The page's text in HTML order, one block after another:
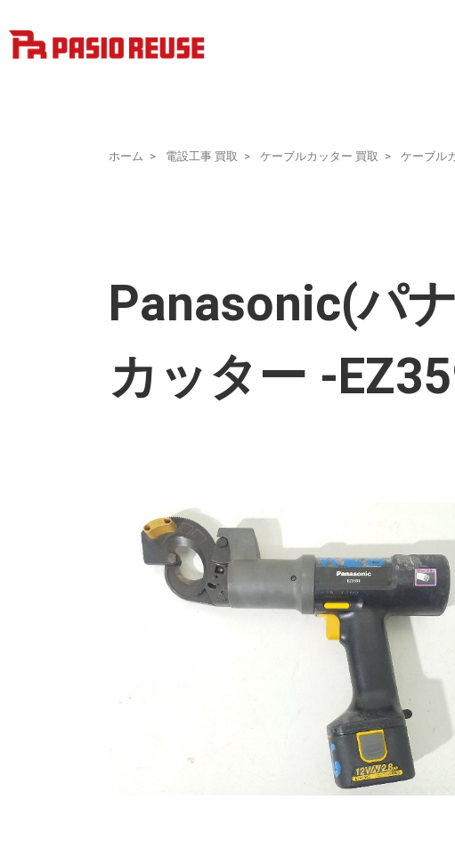
ホーム 電設工事 買取 ケーブルカッター 買取 ケーブル
Panasonic(パ
カッター -